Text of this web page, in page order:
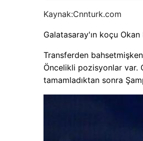
Kaynak:Cnnturk.com
Galatasaray'ın koçu
Transferden
Öncelikli pozisyonlar var.
tamamladıktan sonra